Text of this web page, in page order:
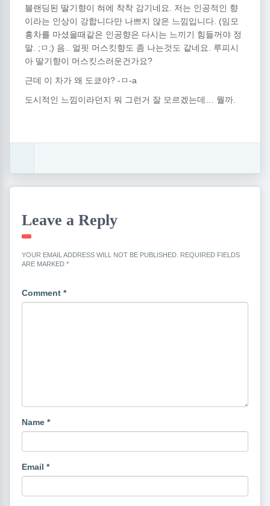
블랜딩된 딸기향이 혀에 착착 감기네요. 저는 인공적인 향
이라는 인상이 강합니다만 나쁘지 않은 느낌입니다. (임모
홍차를 마셨을때같은 인공향은 다시는 느끼기 힘들꺼야 정
말. ;ㅁ;) 음.. 얼핏 머스킷향도 좀 나는것도 같네요. 루피시
아 딸기향이 머스킷스러운건가요?
근데 이 차가 왜 도쿄야? -ㅁ-a
도시적인 느낌이라던지 뭐 그런거 잘 모르겠는데… 뭘까.
Leave a Reply
YOUR EMAIL ADDRESS WILL NOT BE PUBLISHED. REQUIRED FIELDS
ARE MARKED *
Comment *
Name *
Email *